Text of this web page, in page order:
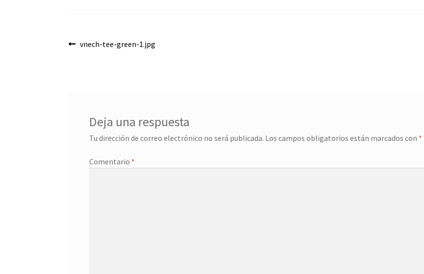
Navegación
Anterior:
vnech-tee-green-1.jpg
Deja una respuesta
Tu dirección de correo electrónico no será publicada. Los campos obligatorios están marcados con *
Comentario *